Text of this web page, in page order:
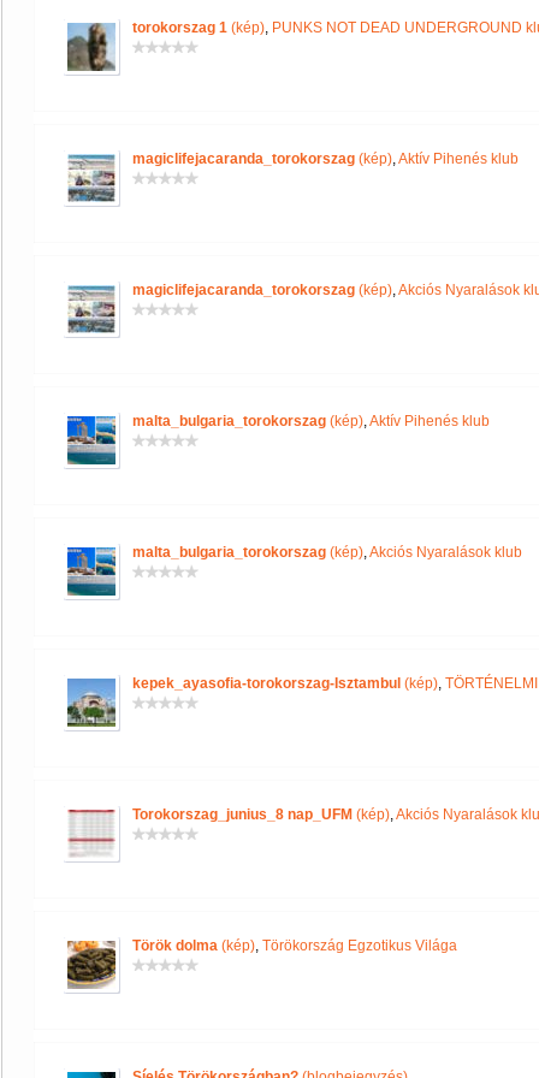
torokorszag 1 (kép), PUNKS NOT DEAD UNDERGROUND
magiclifejacaranda_torokorszag (kép),Aktív Pihenés klub
magiclifejacaranda_torokorszag (kép),Akciós Nyaralások
malta_bulgaria_torokorszag (kép),Aktív Pihenés klub
malta_bulgaria_torokorszag (kép),Akciós Nyaralások klub
kepek_ayasofia-torokorszag-Isztambul (kép),
Torokorszag_junius_8 nap_UFM (kép),Akciós Nyaralások
Török dolma (kép), Törökország Egzotikus Világa